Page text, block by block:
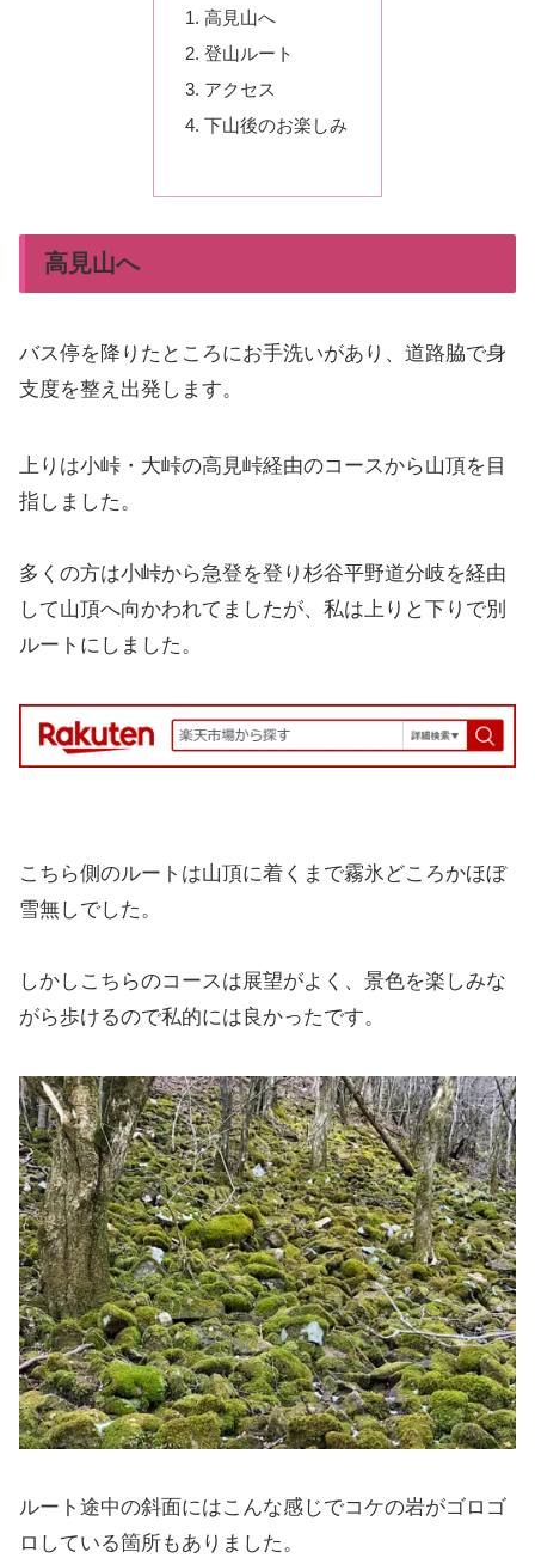
高見山へ
登山ルート
アクセス
下山後のお楽しみ
高見山へ
バス停を降りたところにお手洗いがあり、道路脇で身
支度を整え出発します。
上りは小峠・大峠の高見峠経由のコースから山頂を目
指しました。
多くの方は小峠から急登を登り杉谷平野道分岐を経由
して山頂へ向かわれてましたが、私は上りと下りで別
ルートにしました。
こちら側のルートは山頂に着くまで霧氷どころかほぼ
雪無しでした。
しかしこちらのコースは展望がよく、景色を楽しみな
がら歩けるので私的には良かったです。
ルート途中の斜面にはこんな感じでコケの岩がゴロゴ
ロしている箇所もありました。